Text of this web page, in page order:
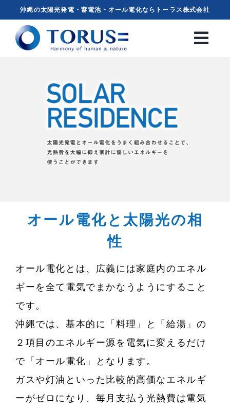
content
沖縄の太陽光発電・蓄電池・オール電化ならトーラス株式会社
オール電化と太陽光の相
性
オール電化とは、広義には家庭内のエネル
ギーを全て電気でまかなうようにすること
です。
沖縄では、基本的に「料理」と「給湯」の
２項目のエネルギー源を電気に変えるだけ
で「オール電化」となります。
ガスや灯油といった比較的高価なエネルギ
ーがゼロになり、毎月支払う光熱費は電気